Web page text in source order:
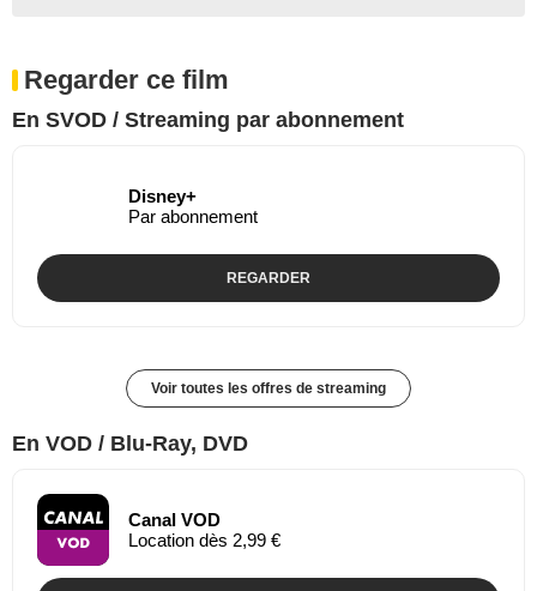
Regarder ce film
En SVOD / Streaming par abonnement
Disney+
Par abonnement
REGARDER
Voir toutes les offres de streaming
En VOD / Blu-Ray, DVD
Canal VOD
Location dès 2,99 €